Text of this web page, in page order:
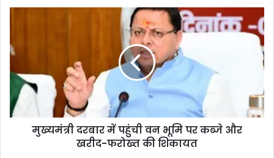
मुख्यमंत्री दरबार में पहुंची वन भूमि पर कब्जे और
खरीद-फरोख्त की शिकायत